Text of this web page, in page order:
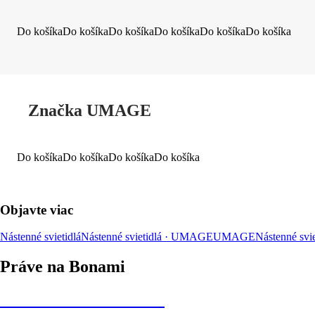
Do košíkaDo košíkaDo košíkaDo košíkaDo košíkaDo košíka
Značka UMAGE
Do košíkaDo košíkaDo košíkaDo košíka
Objavte viac
Nástenné svietidláNástenné svietidlá · UMAGEUMAGENástenné
Práve na Bonami